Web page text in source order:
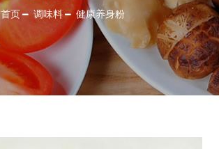
首页 调味料 健康养身粉